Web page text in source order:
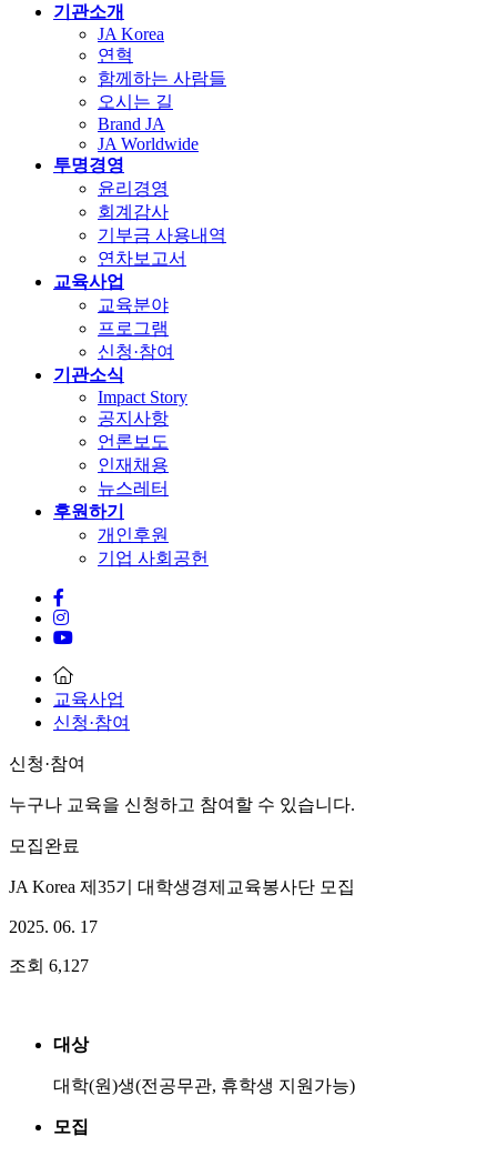
기관소개
JA Korea
연혁
함께하는 사람들
오시는 길
Brand JA
JA Worldwide
투명경영
윤리경영
회계감사
기부금 사용내역
연차보고서
교육사업
교육분야
프로그램
신청·참여
기관소식
Impact Story
공지사항
언론보도
인재채용
뉴스레터
후원하기
개인후원
기업 사회공헌
교육사업
신청·참여
신청·참여
누구나 교육을 신청하고 참여할 수 있습니다.
모집완료
JA Korea 제35기 대학생경제교육봉사단 모집
2025. 06. 17
조회 6,127
대상
대학(원)생(전공무관, 휴학생 지원가능)
모집